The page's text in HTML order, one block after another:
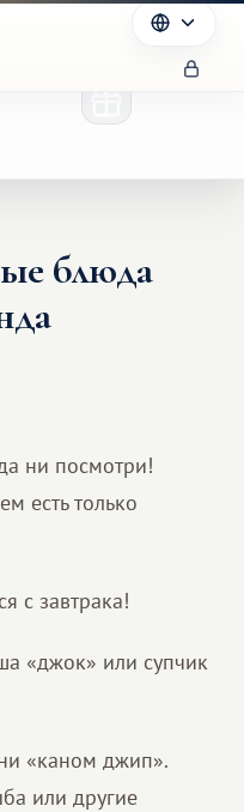
блюда
ни посмотри!
есть только
с завтрака!
«джок» или супчик
«каном джип».
или другие